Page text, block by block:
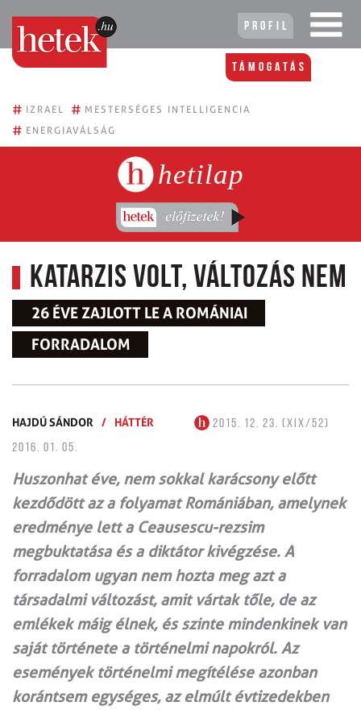
Profil
Támogatás
# IZRAEL # MESTERSÉGES INTELLIGENCIA
# ENERGIAVÁLSÁG
hetilap
Katarzis volt, változás nem
26 ÉVE ZAJLOTT LE A ROMÁNIAI
FORRADALOM
HAJDÚ SÁNDOR / HÁTTÉR
2015. 12. 23. (XIX/52)
2016. 01. 05.
Huszonhat éve, nem sokkal karácsony előtt
kezdődött az a folyamat Romániában, amelynek
eredménye lett a Ceausescu-rezsim
megbuktatása és a diktátor kivégzése. A
forradalom ugyan nem hozta meg azt a
társadalmi változást, amit vártak tőle, de az
emlékek máig élnek, és szinte mindenkinek van
saját története a történelmi napokról. Az
események történelmi megítélése azonban
korántsem egységes, az elmúlt évtizedekben